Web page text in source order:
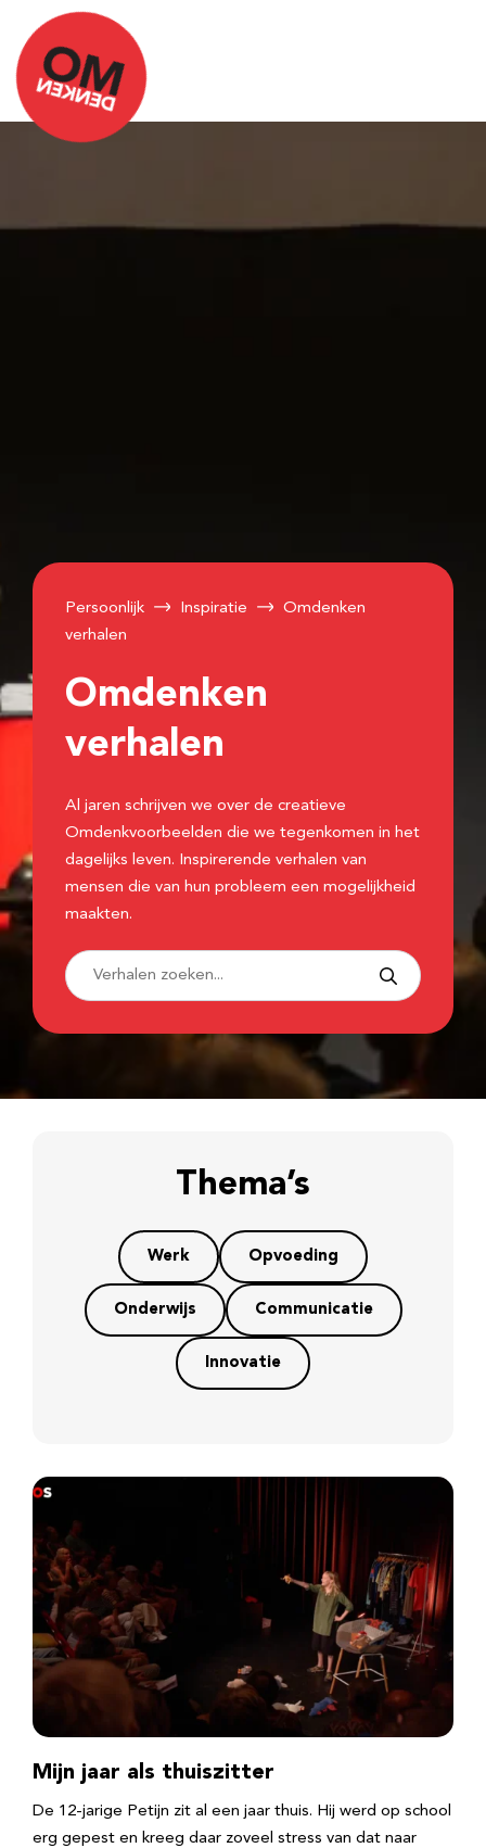
Persoonlijk Inspiratie
Omdenken
verhalen
Omdenken
verhalen
Al jaren schrijven we over de creatieve
Omdenkvoorbeelden die we tegenkomen in het
dagelijks leven. Inspirerende verhalen van
mensen die van hun probleem een mogelijkheid
maakten.
Thema’s
Werk Opvoeding
Onderwijs Communicatie
Innovatie
Mijn jaar als thuiszitter
De 12-jarige Petijn zit al een jaar thuis. Hij werd op school
erg gepest en kreeg daar zoveel stress van dat naar